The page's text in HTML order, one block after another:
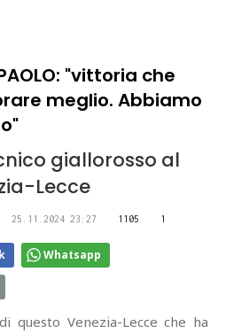
"vittoria che
meglio. Abbiamo
giallorosso al
Lecce
25.11.2024 23:27 1105 1
Whatsapp
questo Venezia-Lecce che ha